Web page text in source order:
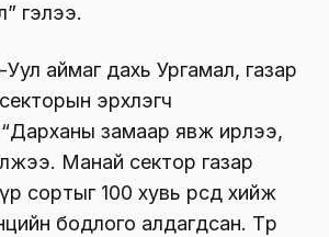
гэлээ.
аймаг дахь Ургамал, газар
эрхлэгч
замаар явж ирлээ,
Манай сектор газар
сортыг 100 хувь өөрсдөө хийж
бодлого алдагдсан. Төр